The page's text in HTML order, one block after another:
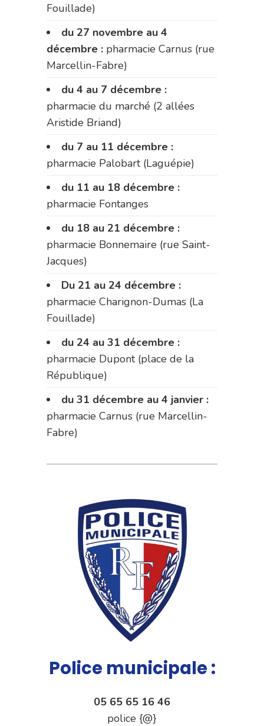
Fouillade)
du 27 novembre au 4
décembre : pharmacie Carnus (rue
Marcellin-Fabre)
du 4 au 7 décembre :
pharmacie du marché (2 allées
Aristide Briand)
du 7 au 11 décembre :
pharmacie Palobart (Laguépie)
du 11 au 18 décembre :
pharmacie Fontanges
du 18 au 21 décembre :
pharmacie Bonnemaire (rue Saint-
Jacques)
Du 21 au 24 décembre :
pharmacie Charignon-Dumas (La
Fouillade)
du 24 au 31 décembre :
pharmacie Dupont (place de la
République)
du 31 décembre au 4 janvier :
pharmacie Carnus (rue Marcellin-
Fabre)
Police municipale :
05 65 65 16 46
police {@}